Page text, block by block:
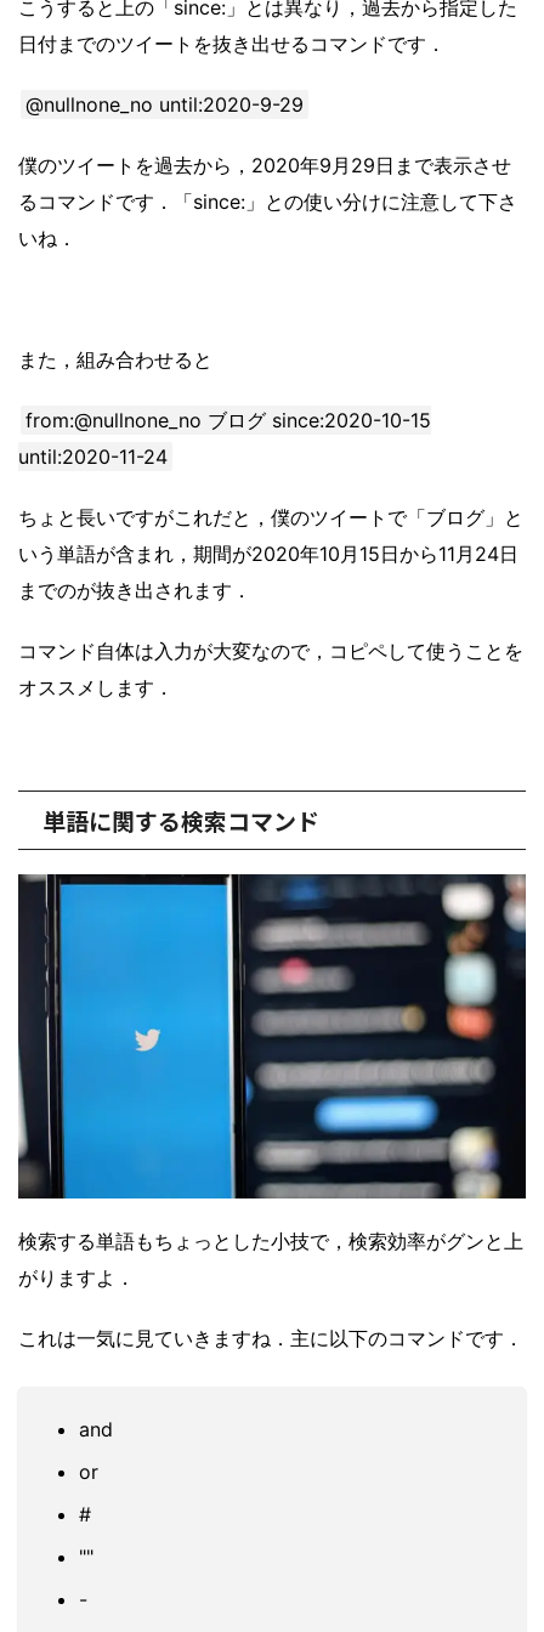
こうすると上の「since:」とは異なり，過去から指定した
日付までのツイートを抜き出せるコマンドです．
@nullnone_no until:2020-9-29
僕のツイートを過去から，2020年9月29日まで表示させ
るコマンドです．「since:」との使い分けに注意して下さ
いね．
また，組み合わせると
from:@nullnone_no ブログ since:2020-10-15
until:2020-11-24
ちょと長いですがこれだと，僕のツイートで「ブログ」と
いう単語が含まれ，期間が2020年10月15日から11月24日
までのが抜き出されます．
コマンド自体は入力が大変なので，コピペして使うことを
オススメします．
単語に関する検索コマンド
検索する単語もちょっとした小技で，検索効率がグンと上
がりますよ．
これは一気に見ていきますね．主に以下のコマンドです．
and
or
#
""
-